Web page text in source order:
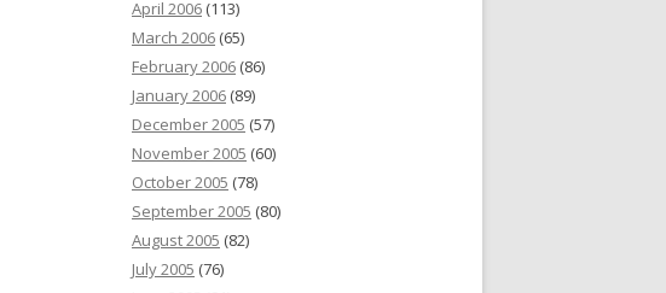
April 2006 (113)
March 2006 (65)
February 2006 (86)
January 2006 (89)
December 2005 (57)
November 2005 (60)
October 2005 (78)
September 2005 (80)
August 2005 (82)
July 2005 (76)